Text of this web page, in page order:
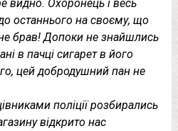
видно. Охоронець і весь
останнього на своєму, що
брав! Допоки не знайшлись
в пачці сигарет в його
цей добродушний пан не
поліції розбирались
відкрито нас